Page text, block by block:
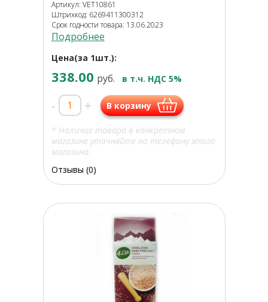
Артикул: VET10861
Штрихкод: 6269411300312
Срок годности товара: 13.06.2023
Подробнее
Цена(за 1шт.):
338.00 руб. в т.ч. НДС 5%
- + В корзину
* Наличие товара в конкретном
магазине уточняйте по телефону этого
магазина.
Отзывы (0)